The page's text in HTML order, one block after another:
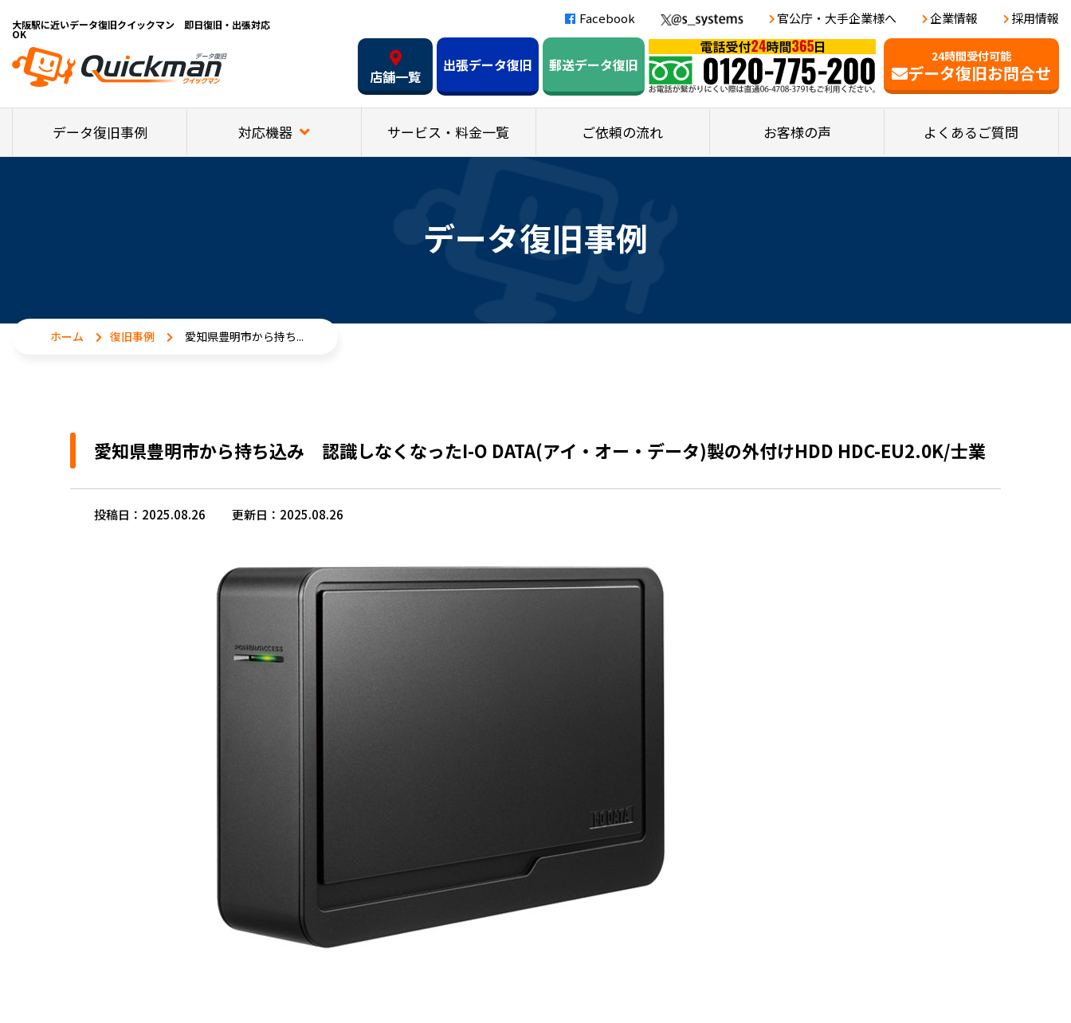
大阪駅に近いデータ復旧クイックマン 即日復旧・出張対応
OK
Facebook 官公庁・大手企業様へ 企業情報 採用情報
24時間受付可能
データ復旧お問合せ
店舗一覧
出張データ復旧 郵送データ復旧
データ復旧事例 対応機器 サービス・料金一覧 ご依頼の流れ お客様の声 よくあるご質問
データ復旧事例
ホーム 復旧事例 愛知県豊明市から持ち...
愛知県豊明市から持ち込み 認識しなくなったI-O DATA(アイ・オー・データ)製の外付けHDD HDC-EU2.0K/士業
投稿日：2025.08.26 更新日：2025.08.26